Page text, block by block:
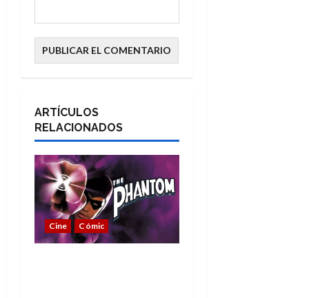
ARTÍCULOS
RELACIONADOS
Cine Cómic